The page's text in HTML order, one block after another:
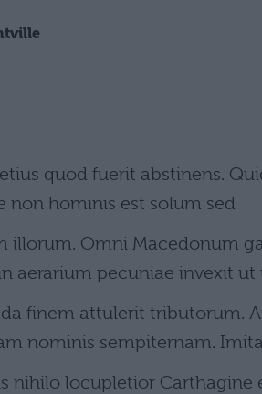
quod fuerit abstinens.
non hominis est solum sed
illorum. Omni Macedonum
aerarium pecuniae invexit ut
finem attulerit tributorum.
nominis sempiternam.
nihilo locupletior Carthagine